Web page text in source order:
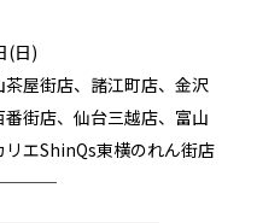
(日)
屋街店、諸江町店、金沢
街店、仙台三越店、富山
エShinQs東横のれん街店